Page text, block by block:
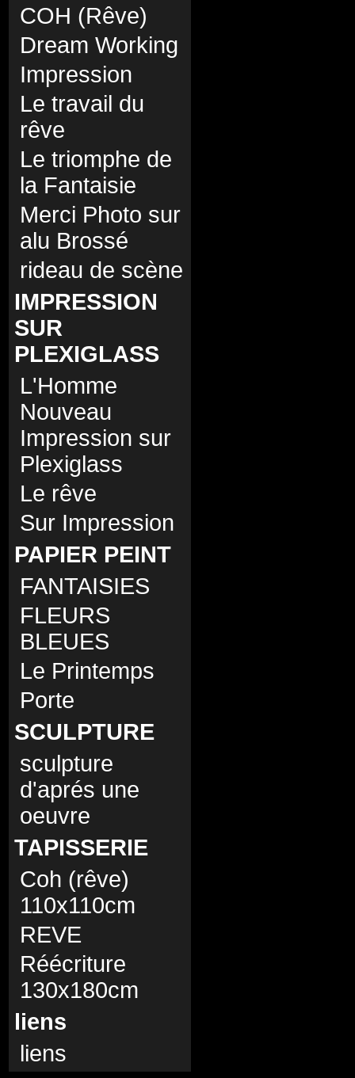
COH (Rêve)
Dream Working
Impression
Le travail du
rêve
Le triomphe de
la Fantaisie
Merci Photo sur
alu Brossé
rideau de scène
IMPRESSION
SUR
PLEXIGLASS
L'Homme
Nouveau
Impression sur
Plexiglass
Le rêve
Sur Impression
PAPIER PEINT
FANTAISIES
FLEURS
BLEUES
Le Printemps
Porte
SCULPTURE
sculpture
d'aprés une
oeuvre
TAPISSERIE
Coh (rêve)
110x110cm
REVE
Réécriture
130x180cm
liens
liens